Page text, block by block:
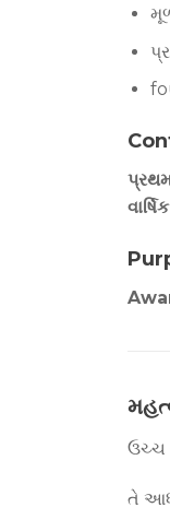
ઉચ્ચ
તે